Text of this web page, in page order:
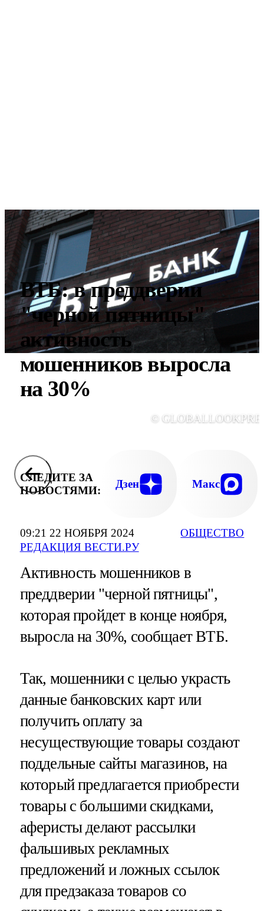
09:21 22 НОЯБРЯ 2024
РЕДАКЦИЯ ВЕСТИ.РУ
ОБЩЕСТВО
ВТБ: в преддверии
"черной пятницы"
активность
мошенников выросла
на 30%
©
СЛЕДИТЕ ЗА
НОВОСТЯМИ:
Дзен Макс
Активность мошенников в
преддверии "черной пятницы",
которая пройдет в конце ноября,
выросла на 30%, сообщает ВТБ.
Так, мошенники с целью украсть
данные банковских карт или
получить оплату за
несуществующие товары создают
поддельные сайты магазинов, на
который предлагается приобрести
товары с большими скидками,
аферисты делают рассылки
фальшивых рекламных
предложений и ложных ссылок
для предзаказа товаров со